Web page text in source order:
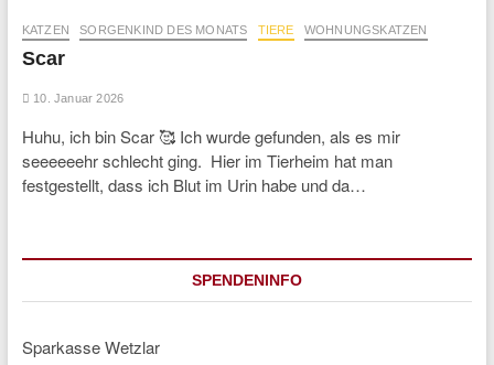
KATZEN SORGENKIND DES MONATS TIERE WOHNUNGSKATZEN
Scar
10. Januar 2026
Huhu, ich bin Scar 🥰 Ich wurde gefunden, als es mir
seeeeeehr schlecht ging. Hier im Tierheim hat man
festgestellt, dass ich Blut im Urin habe und da…
SPENDENINFO
Sparkasse Wetzlar